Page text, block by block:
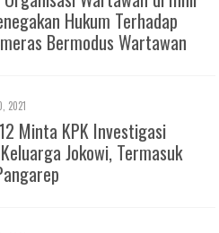
Hukum Terhadap
Bermodus Wartawan
2021
Minta KPK Investigasi
Jokowi, Termasuk